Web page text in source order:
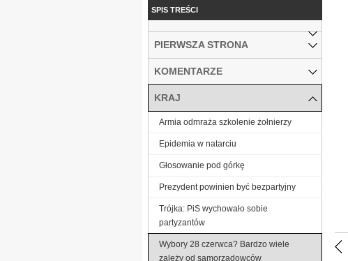
SPIS TREŚCI
PIERWSZA STRONA
KOMENTARZE
KRAJ
Armia odmraża szkolenie żołnierzy
Epidemia w natarciu
Głosowanie pod górkę
Prezydent powinien być bezpartyjny
Trójka: PiS wychowało sobie
partyzantów
Wybory 28 czerwca? Bardzo wiele
zależy od samorządowców